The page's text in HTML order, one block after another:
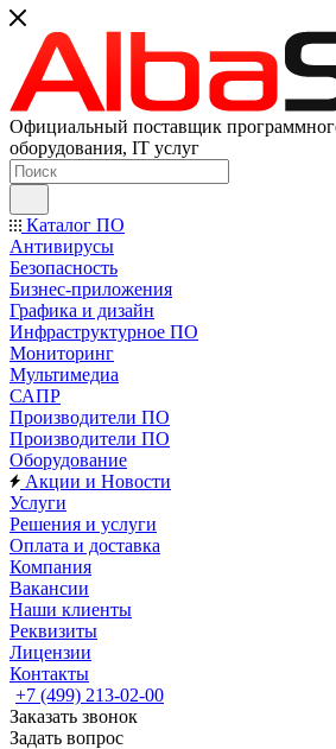
Официальный поставщик
оборудования, IT услуг
Каталог ПО
Антивирусы
Безопасность
Бизнес-приложения
Графика и дизайн
Инфраструктурное ПО
Мониторинг
Мультимедиа
САПР
Производители ПО
Производители ПО
Оборудование
Акции и Новости
Услуги
Решения и услуги
Оплата и доставка
Компания
Вакансии
Наши клиенты
Реквизиты
Лицензии
Контакты
+7 (499) 213-02-00
Заказать звонок
Задать вопрос